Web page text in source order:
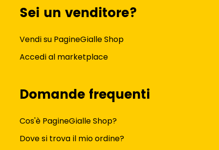
Sei un venditore?
Vendi su PagineGialle Shop
Accedi al marketplace
Domande frequenti
Cos'è PagineGialle Shop?
Dove si trova il mio ordine?